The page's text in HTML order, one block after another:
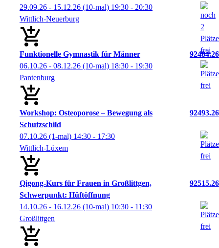
29.09.26 - 15.12.26 (10-mal) 19:30 - 20:30
Wittlich-Neuerburg
Funktionelle Gymnastik für Männer
92484.26
06.10.26 - 08.12.26 (10-mal) 18:30 - 19:30
Pantenburg
Workshop: Osteoporose – Bewegung als
Schutzschild
92493.26
07.10.26 (1-mal) 14:30 - 17:30
Wittlich-Lüxem
Qigong-Kurs für Frauen in Großlittgen,
Schwerpunkt: Hüftöffnung
92515.26
14.10.26 - 16.12.26 (10-mal) 10:30 - 11:30
Großlittgen